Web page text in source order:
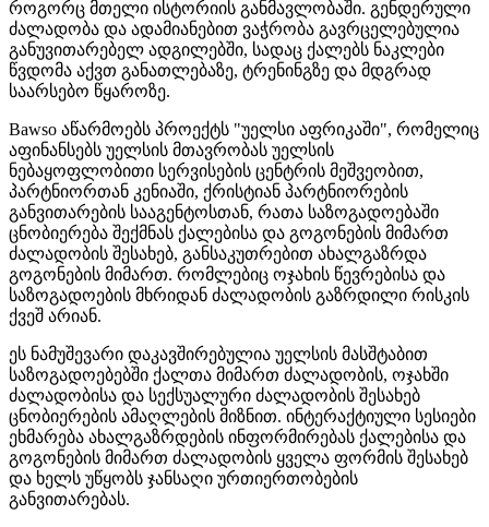
როგორც მთელი ისტორიის განმავლობაში. გენდერული
ძალადობა და ადამიანებით ვაჭრობა გავრცელებულია
განუვითარებელ ადგილებში, სადაც ქალებს ნაკლები
წვდომა აქვთ განათლებაზე, ტრენინგზე და მდგრად
საარსებო წყაროზე.
Bawso აწარმოებს პროექტს "უელსი აფრიკაში", რომელიც
აფინანსებს უელსის მთავრობას უელსის
ნებაყოფლობითი სერვისების ცენტრის მეშვეობით,
პარტნიორთან კენიაში, ქრისტიან პარტნიორების
განვითარების სააგენტოსთან, რათა საზოგადოებაში
ცნობიერება შექმნას ქალებისა და გოგონების მიმართ
ძალადობის შესახებ, განსაკუთრებით ახალგაზრდა
გოგონების მიმართ. რომლებიც ოჯახის წევრებისა და
საზოგადოების მხრიდან ძალადობის გაზრდილი რისკის
ქვეშ არიან.
ეს ნამუშევარი დაკავშირებულია უელსის მასშტაბით
საზოგადოებებში ქალთა მიმართ ძალადობის, ოჯახში
ძალადობისა და სექსუალური ძალადობის შესახებ
ცნობიერების ამაღლების მიზნით. ინტერაქტიული სესიები
ეხმარება ახალგაზრდების ინფორმირებას ქალებისა და
გოგონების მიმართ ძალადობის ყველა ფორმის შესახებ
და ხელს უწყობს ჯანსაღი ურთიერთობების
განვითარებას.